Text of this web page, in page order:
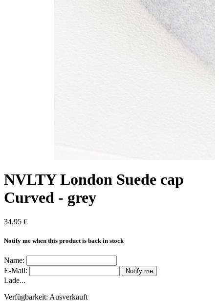
NVLTY London Suede cap
Curved - grey
34,95 €
Notify me when this product is back in stock
Name:
E-Mail:
Notify me
Lade...
Verfügbarkeit: Ausverkauft